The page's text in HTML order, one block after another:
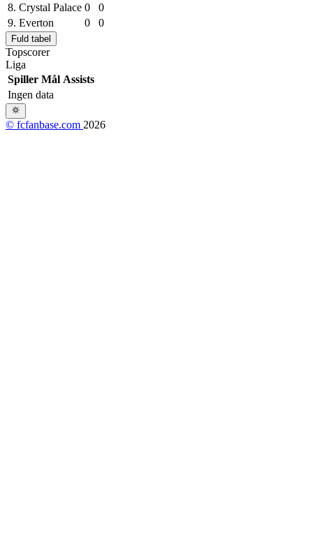
8. Crystal Palace 0
0
9. Everton 0 0
Fuld tabel
Topscorer
Liga
Spiller Mål Assists
Ingen data
© fcfanbase.com 2026